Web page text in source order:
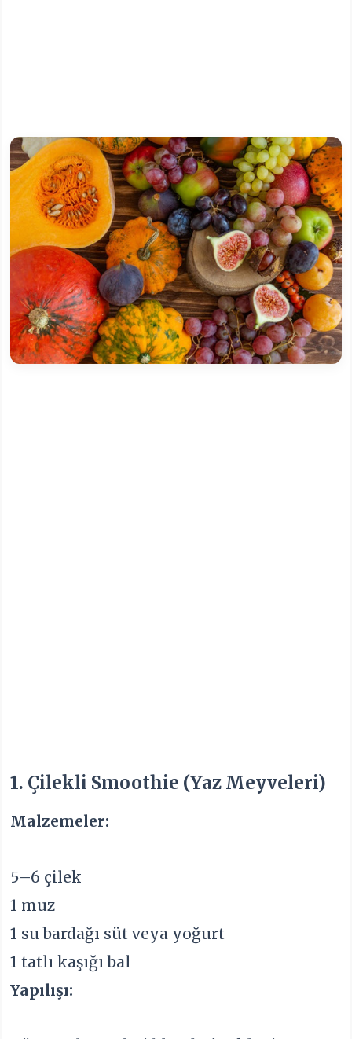
1. Çilekli Smoothie (Yaz Meyveleri)
Malzemeler:
5–6 çilek
1 muz
1 su bardağı süt veya yoğurt
1 tatlı kaşığı bal
Yapılışı: